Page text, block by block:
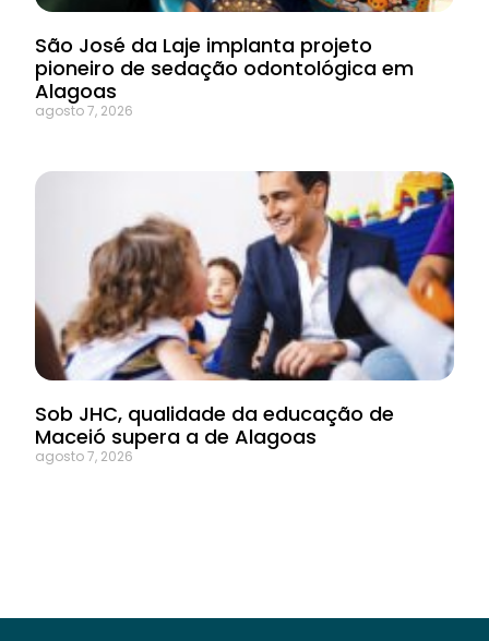
São José da Laje implanta projeto
pioneiro de sedação odontológica em
Alagoas
agosto 7, 2026
Sob JHC, qualidade da educação de
Maceió supera a de Alagoas
agosto 7, 2026